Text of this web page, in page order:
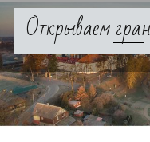
Skip
contentОткрываем